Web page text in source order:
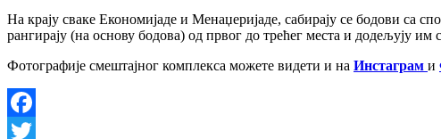
На крају сваке Економијаде и Менаџеријаде, сабирају се бодови са
рангирају (на основу бодова) од првог до трећег места и додељују им
Фотографије смештајног комплекса можете видети и на Инстаграм и
Facebook